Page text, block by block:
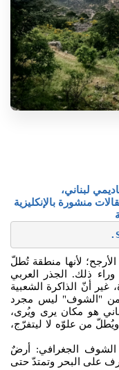
لبناني،
منشورة بالإنكليزية
لأنها منطقة تُطلّ
ذلك. الجذر العربي
أنّ الذاكرة الشعبية
"الشوف" ليس مجرد
هو مكان يرى ويُرى،
من علوّه لا ليتفرّج،
الجغرافي: أرضٌ
على البحر وتمتدّ حتى